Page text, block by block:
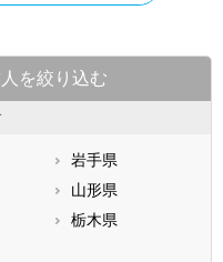
を絞り込む
岩手県
山形県
栃木県